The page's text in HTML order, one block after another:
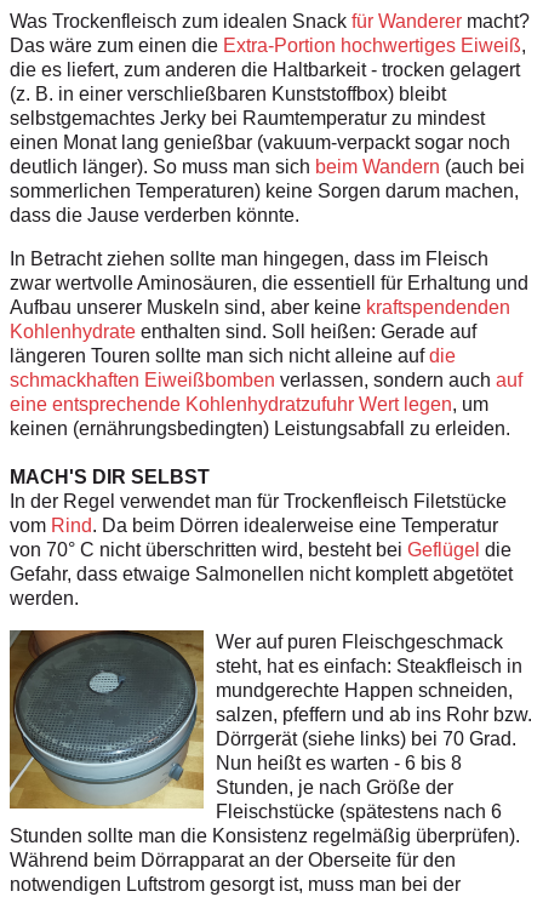
Was Trockenfleisch zum idealen Snack für Wanderer macht?
Das wäre zum einen die Extra-Portion hochwertiges Eiweiß,
die es liefert, zum anderen die Haltbarkeit - trocken gelagert
(z. B. in einer verschließbaren Kunststoffbox) bleibt
selbstgemachtes Jerky bei Raumtemperatur zu mindest
einen Monat lang genießbar (vakuum-verpackt sogar noch
deutlich länger). So muss man sich beim Wandern (auch bei
sommerlichen Temperaturen) keine Sorgen darum machen,
dass die Jause verderben könnte.
In Betracht ziehen sollte man hingegen, dass im Fleisch
zwar wertvolle Aminosäuren, die essentiell für Erhaltung und
Aufbau unserer Muskeln sind, aber keine kraftspendenden
Kohlenhydrate enthalten sind. Soll heißen: Gerade auf
längeren Touren sollte man sich nicht alleine aufdie
schmackhaften Eiweißbomben verlassen, sondern auch auf
eine entsprechende Kohlenhydratzufuhr Wert legen, um
keinen (ernährungsbedingten) Leistungsabfall zu erleiden.
MACH'S DIR SELBST
In der Regel verwendet man für Trockenfleisch Filetstücke
vom Rind. Da beim Dörren idealerweise eine Temperatur
von 70° C nicht überschritten wird, besteht bei Geflügel die
Gefahr, dass etwaige Salmonellen nicht komplett abgetötet
werden.
Wer auf puren Fleischgeschmack
steht, hat es einfach: Steakfleisch in
mundgerechte Happen schneiden,
salzen, pfeffern und ab ins Rohr bzw.
Dörrgerät (siehe links) bei 70 Grad.
Nun heißt es warten - 6 bis 8
Stunden, je nach Größe der
Fleischstücke (spätestens nach 6
Stunden sollte man die Konsistenz regelmäßig überprüfen).
Während beim Dörrapparat an der Oberseite für den
notwendigen Luftstrom gesorgt ist, muss man bei der